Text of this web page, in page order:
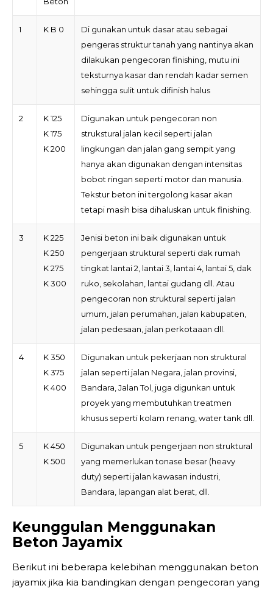
1 K B 0
Di gunakan untuk dasar atau sebagai
pengeras struktur tanah yang nantinya akan
dilakukan pengecoran finishing, mutu ini
teksturnya kasar dan rendah kadar semen
sehingga sulit untuk difinish halus
2
K 125
K 175
K 200
Digunakan untuk pengecoran non
strukstural jalan kecil seperti jalan
lingkungan dan jalan gang sempit yang
hanya akan digunakan dengan intensitas
bobot ringan seperti motor dan manusia.
Tekstur beton ini tergolong kasar akan
tetapi masih bisa dihaluskan untuk finishing.
3
K 225
K 250
K 275
K 300
Jenisi beton ini baik digunakan untuk
pengerjaan struktural seperti dak rumah
tingkat lantai 2, lantai 3, lantai 4, lantai 5, dak
ruko, sekolahan, lantai gudang dll. Atau
pengecoran non struktural seperti jalan
umum, jalan perumahan, jalan kabupaten,
jalan pedesaan, jalan perkotaaan dll.
4
K 350
K 375
K 400
Digunakan untuk pekerjaan non struktural
jalan seperti jalan Negara, jalan provinsi,
Bandara, Jalan Tol, juga digunkan untuk
proyek yang membutuhkan treatmen
khusus seperti kolam renang, water tank dll.
5
K 450
K 500
Digunakan untuk pengerjaan non struktural
yang memerlukan tonase besar (heavy
duty) seperti jalan kawasan industri,
Bandara, lapangan alat berat, dll.
Keunggulan Menggunakan
Beton Jayamix
Berikut ini beberapa kelebihan menggunakan beton
jayamix jika kia bandingkan dengan pengecoran yang